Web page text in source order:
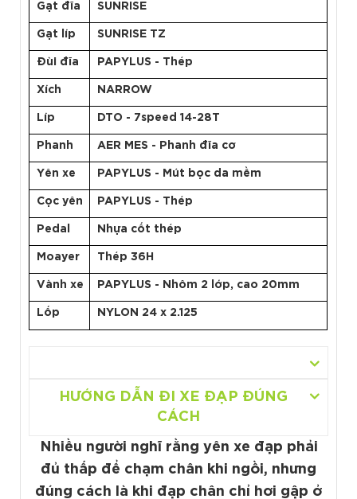
Gạt đĩa SUNRISE
Gạt líp SUNRISE TZ
Đùi đĩa PAPYLUS - Thép
Xích NARROW
Líp DTO - 7speed 14-28T
Phanh AER MES - Phanh đĩa cơ
Yên xe PAPYLUS - Mút bọc da mềm
Cọc yên PAPYLUS - Thép
Pedal Nhựa cốt thép
Moayer Thép 36H
Vành xe PAPYLUS - Nhôm 2 lớp, cao 20mm
Lốp NYLON 24 x 2.125
HƯỚNG DẪN ĐI XE ĐẠP ĐÚNG
CÁCH
Nhiều người nghĩ rằng yên xe đạp phải
đủ thấp để chạm chân khi ngồi, nhưng
đúng cách là khi đạp chân chỉ hơi gập ở